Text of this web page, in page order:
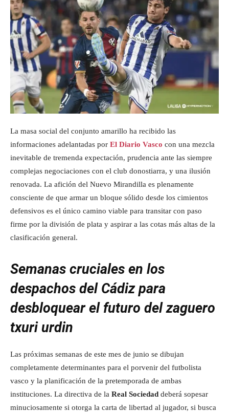
La masa social del conjunto amarillo ha recibido las
informaciones adelantadas por El Diario Vasco con una mezcla
inevitable de tremenda expectación, prudencia ante las siempre
complejas negociaciones con el club donostiarra, y una ilusión
renovada. La afición del Nuevo Mirandilla es plenamente
consciente de que armar un bloque sólido desde los cimientos
defensivos es el único camino viable para transitar con paso
firme por la división de plata y aspirar a las cotas más altas de la
clasificación general.
Semanas cruciales en los
despachos del Cádiz para
desbloquear el futuro del zaguero
txuri urdin
Las próximas semanas de este mes de junio se dibujan
completamente determinantes para el porvenir del futbolista
vasco y la planificación de la pretemporada de ambas
instituciones. La directiva de la Real Sociedad deberá sopesar
minuciosamente si otorga la carta de libertad al jugador, si busca